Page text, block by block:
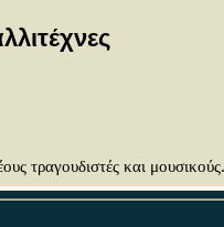
τραγουδιστές και μουσικούς.